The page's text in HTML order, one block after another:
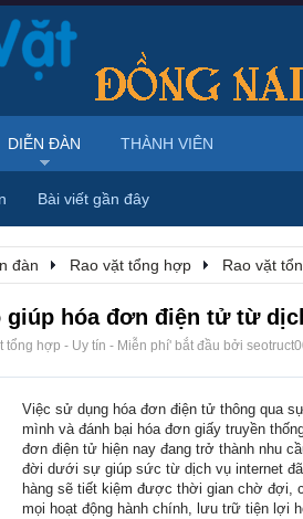
đàn Rao vặt tổng hợp Rao vặt
giúp hóa đơn điện tử từ
tổng hợp - Uy tín - Miễn phí' bắt đầu bởi
Việc sử dụng hóa đơn điện tử thông qua
mình và đánh bại hóa đơn giấy truyền
đơn điện tử hiện nay đang trở thành nhu
đời dưới sự giúp sức từ dịch vụ internet đã
hàng sẽ tiết kiệm được thời gian chờ đợi,
mọi hoạt động hành chính, lưu trữ tiện lợi
DIỄN ĐÀN
Bài viết gần đây
THÀNH VIÊN